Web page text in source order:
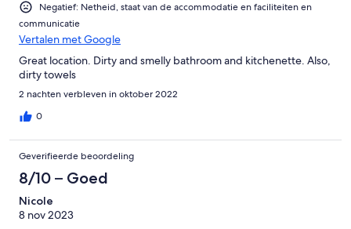
Negatief: Netheid, staat van de accommodatie en faciliteiten en
communicatie
Vertalen met Google
Great location. Dirty and smelly bathroom and kitchenette. Also,
dirty towels
2 nachten verbleven in oktober 2022
0
Geverifieerde beoordeling
8/10 – Goed
Nicole
8 nov 2023